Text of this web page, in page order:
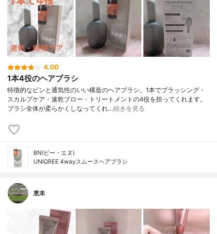
4.00
1本4役のヘアブラシ
特徴的なピンと通気性のいい構造のヘアブラシ。1本でブラッシング・
スカルプケア・速乾ブロー・トリートメントの4役を担ってくれます。
ブラシ全体が柔らかくしなってくれ…続きを見る
BN(ビー・エヌ)
UNIQREE 4wayスムースヘアブラシ
恵未